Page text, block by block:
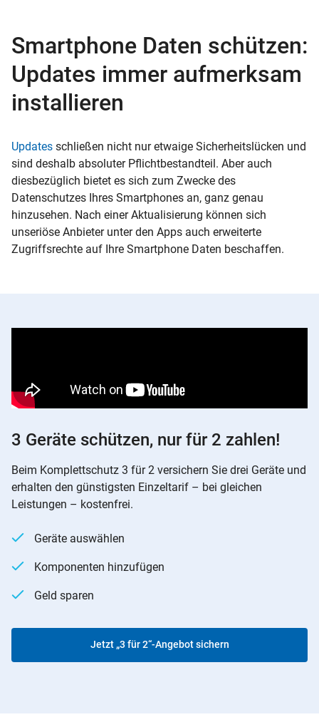
Smartphone Daten schützen:
Updates immer aufmerksam
installieren
Updates schließen nicht nur etwaige Sicherheitslücken und
sind deshalb absoluter Pflichtbestandteil. Aber auch
diesbezüglich bietet es sich zum Zwecke des
Datenschutzes Ihres Smartphones an, ganz genau
hinzusehen. Nach einer Aktualisierung können sich
unseriöse Anbieter unter den Apps auch erweiterte
Zugriffsrechte auf Ihre Smartphone Daten beschaffen.
3 Geräte schützen, nur für 2 zahlen!
Beim Komplettschutz 3 für 2 versichern Sie drei Geräte und
erhalten den günstigsten Einzeltarif – bei gleichen
Leistungen – kostenfrei.
Geräte auswählen
Komponenten hinzufügen
Geld sparen
Jetzt „3 für 2“-Angebot sichern